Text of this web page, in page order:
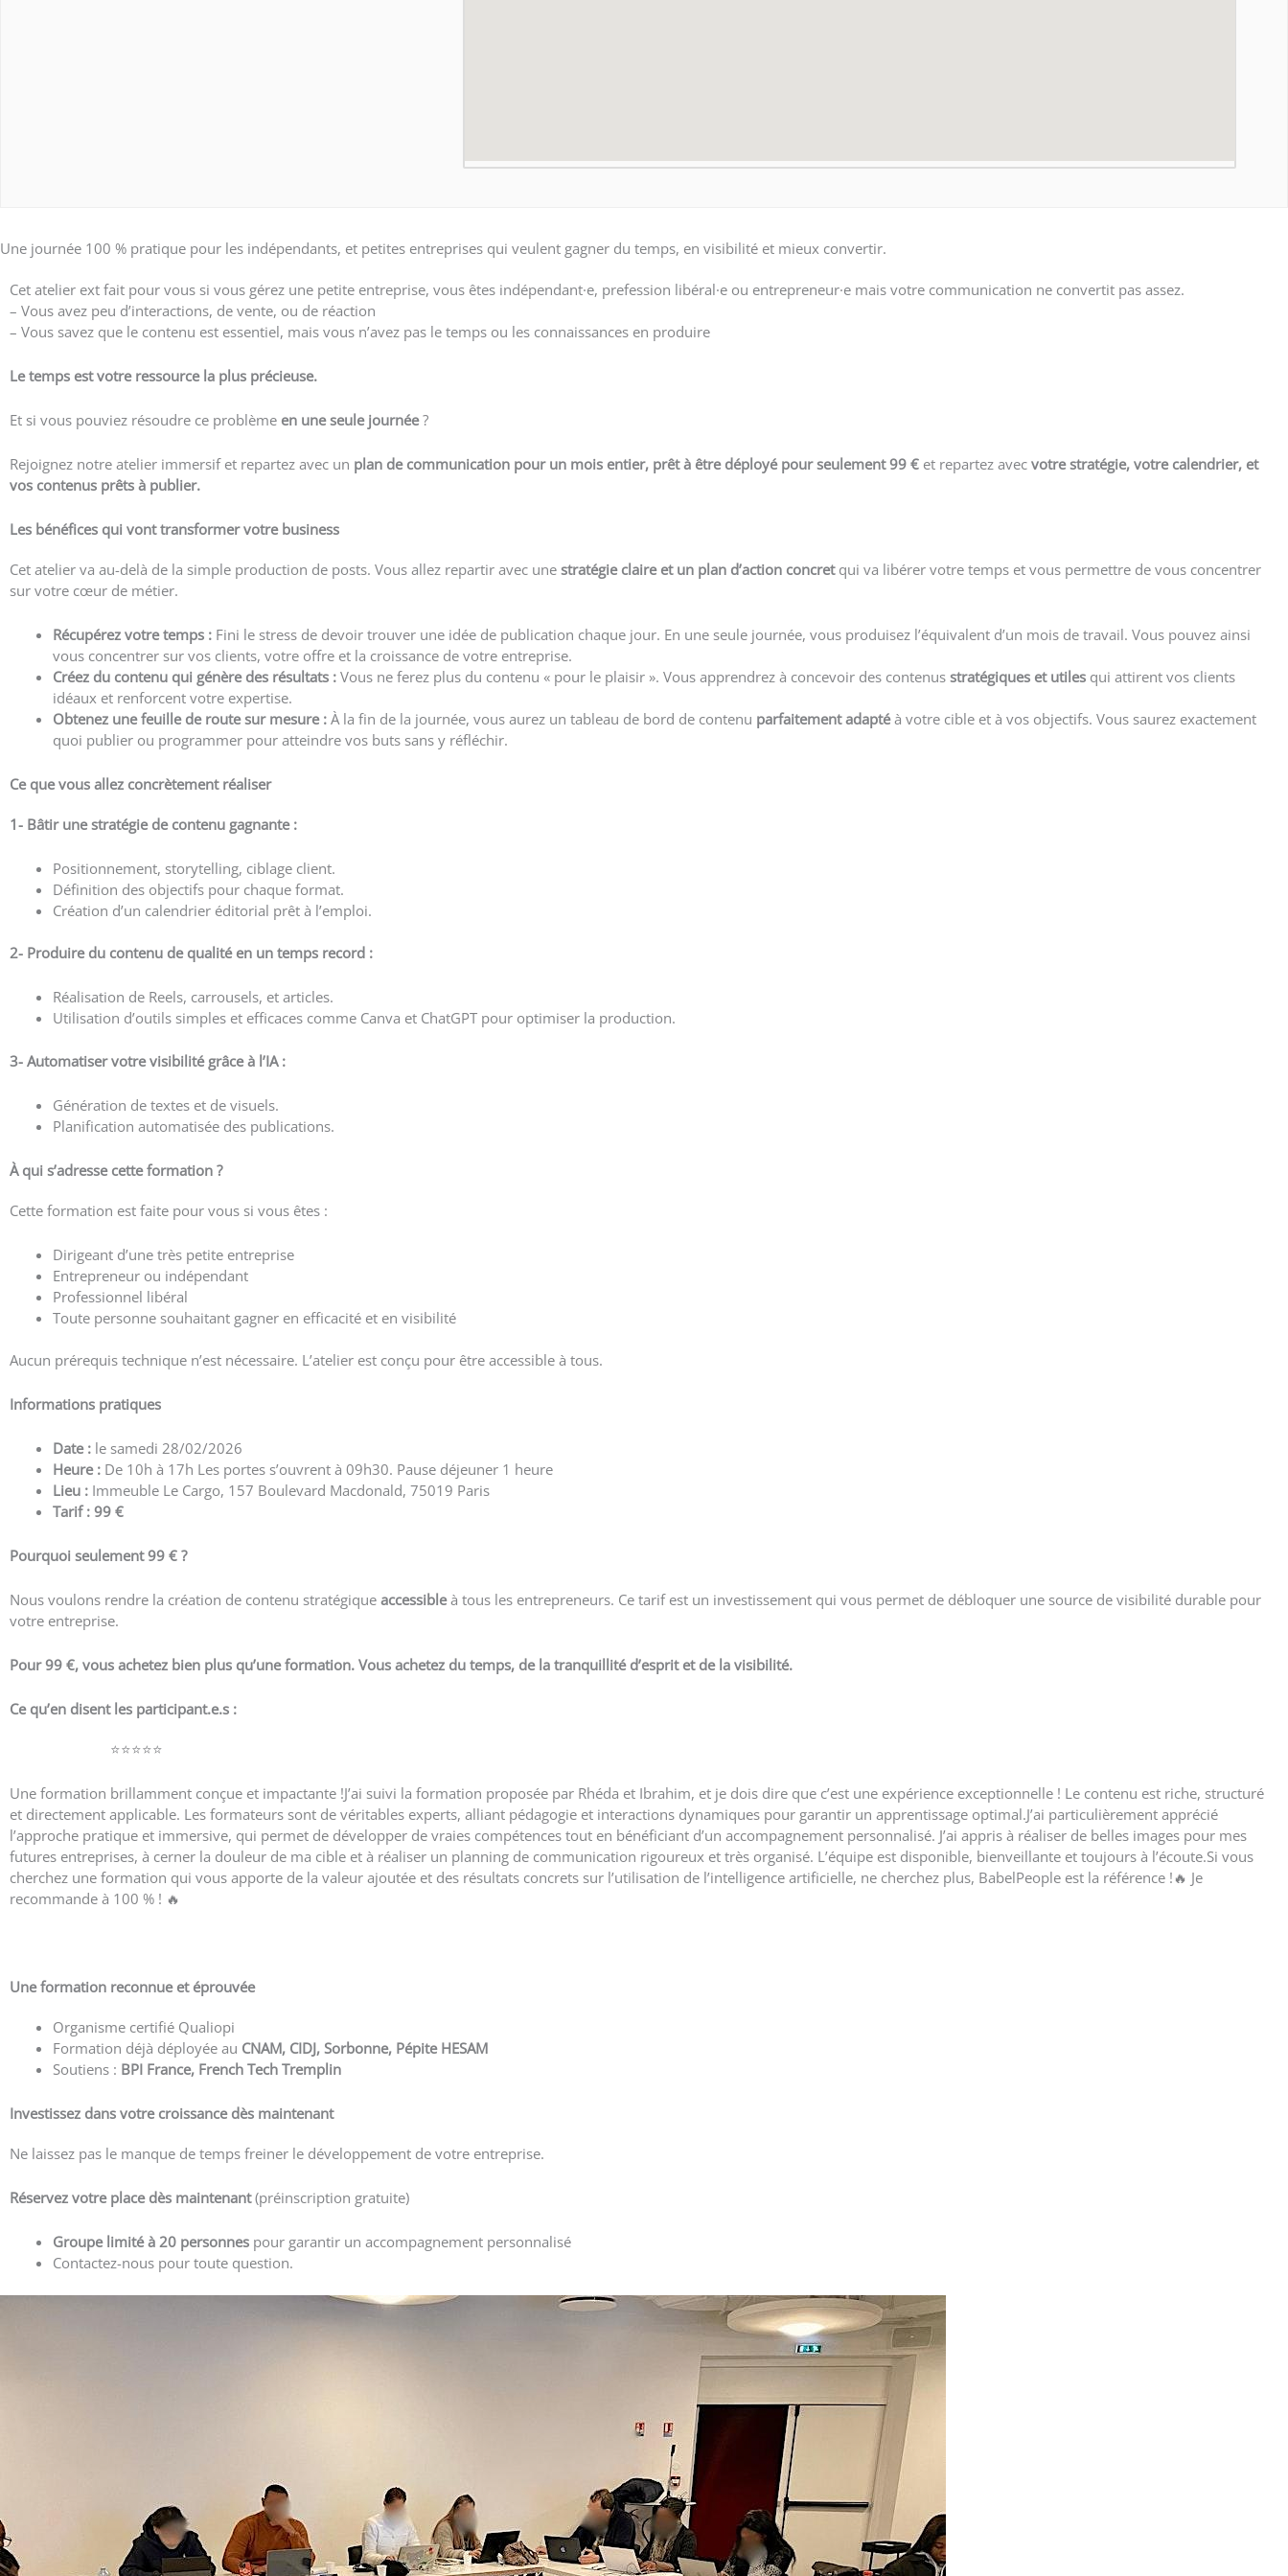
Une journée 100 % pratique pour les indépendants, et petites entreprises qui veulent gagner du temps, en visibilité et mieux convertir.
Cet atelier ext fait pour vous si vous gérez une petite entreprise, vous êtes indépendant·e, prefession libéral·e ou entrepreneur·e mais votre communication ne convertit pas assez.
– Vous avez peu d’interactions, de vente, ou de réaction
– Vous savez que le contenu est essentiel, mais vous n’avez pas le temps ou les connaissances en produire
Le temps est votre ressource la plus précieuse.
Et si vous pouviez résoudre ce problème en une seule journée?
Rejoignez notre atelier immersif et repartez avec un plan de communication pour un mois entier, prêt à être déployépour seulement 99 € et repartez avec votre stratégie, votre calendrier, et
vos contenus prêts à publier.
Les bénéfices qui vont transformer votre business
Cet atelier va au-delà de la simple production de posts. Vous allez repartir avec une stratégie claire et un plan d’action concretqui va libérer votre temps et vous permettre de vous concentrer
sur votre cœur de métier.
Récupérez votre temps : Fini le stress de devoir trouver une idée de publication chaque jour. En une seule journée, vous produisez l’équivalent d’un mois de travail. Vous pouvez ainsi
vous concentrer sur vos clients, votre offre et la croissance de votre entreprise.
Créez du contenu qui génère des résultats : Vous ne ferez plus du contenu « pour le plaisir ». Vous apprendrez à concevoir des contenus stratégiques et utiles qui attirent vos clients
idéaux et renforcent votre expertise.
Obtenez une feuille de route sur mesure : À la fin de la journée, vous aurez un tableau de bord de contenu parfaitement adaptéà votre cible et à vos objectifs. Vous saurez exactement
quoi publier ou programmer pour atteindre vos buts sans y réfléchir.
Ce que vous allez concrètement réaliser
1- Bâtir une stratégie de contenu gagnante :
Positionnement, storytelling, ciblage client.
Définition des objectifs pour chaque format.
Création d’un calendrier éditorial prêt à l’emploi.
2- Produire du contenu de qualité en un temps record :
Réalisation de Reels, carrousels, et articles.
Utilisation d’outils simples et efficaces comme Canva et ChatGPT pour optimiser la production.
3- Automatiser votre visibilité grâce à l’IA :
Génération de textes et de visuels.
Planification automatisée des publications.
À qui s’adresse cette formation ?
Cette formation est faite pour vous si vous êtes :
Dirigeant d’une très petite entreprise
Entrepreneur ou indépendant
Professionnel libéral
Toute personne souhaitant gagner en efficacité et en visibilité
Aucun prérequis technique n’est nécessaire. L’atelier est conçu pour être accessible à tous.
Informations pratiques
Date : le samedi 28/02/2026
Heure : De 10h à 17h Les portes s’ouvrent à 09h30. Pause déjeuner 1 heure
Lieu : Immeuble Le Cargo, 157 Boulevard Macdonald, 75019 Paris
Tarif : 99 €
Pourquoi seulement 99 € ?
Nous voulons rendre la création de contenu stratégique accessibleà tous les entrepreneurs. Ce tarif est un investissement qui vous permet de débloquer une source de visibilité durable pour
votre entreprise.
Pour 99 €, vous achetez bien plus qu’une formation. Vous achetez du temps, de la tranquillité d’esprit et de la visibilité.
Ce qu’en disent les participant.e.s :
⭐️⭐️⭐️⭐️⭐️
Une formation brillamment conçue et impactante !J’ai suivi la formation proposée par Rhéda et Ibrahim, et je dois dire que c’est une expérience exceptionnelle ! Le contenu est riche, structuré
et directement applicable. Les formateurs sont de véritables experts, alliant pédagogie et interactions dynamiques pour garantir un apprentissage optimal.J’ai particulièrement apprécié
l’approche pratique et immersive, qui permet de développer de vraies compétences tout en bénéficiant d’un accompagnement personnalisé. J’ai appris à réaliser de belles images pour mes
futures entreprises, à cerner la douleur de ma cible et à réaliser un planning de communication rigoureux et très organisé. L’équipe est disponible, bienveillante et toujours à l’écoute.Si vous
cherchez une formation qui vous apporte de la valeur ajoutée et des résultats concrets sur l’utilisation de l’intelligence artificielle, ne cherchez plus, BabelPeople est la référence !🔥 Je
recommande à 100 % ! 🔥
Une formation reconnue et éprouvée
Organisme certifié Qualiopi
Formation déjà déployée au CNAM, CIDJ, Sorbonne, Pépite HESAM
Soutiens : BPI France, French Tech Tremplin
Investissez dans votre croissance dès maintenant
Ne laissez pas le manque de temps freiner le développement de votre entreprise.
Réservez votre place dès maintenant(préinscription gratuite)
Groupe limité à 20 personnes pour garantir un accompagnement personnalisé
Contactez-nous pour toute question.